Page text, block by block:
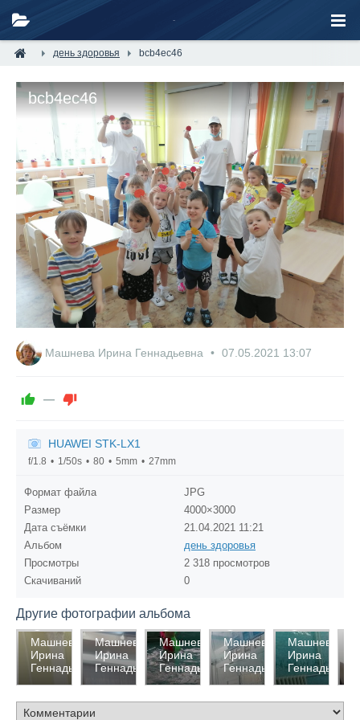
день здоровья bcb4ec46
bcb4ec46
Машнева Ирина Геннадьевна 07.05.2021 13:07
—
HUAWEI STK-LX1
f/1.8 1/50s 80 5mm 27mm
Формат файла
JPG
Размер
4000×3000
Дата съёмки
21.04.2021 11:21
Альбом
день здоровья
Просмотры
2 318 просмотров
Скачиваний
0
Другие фотографии альбома
2374
0
0
Машнева
Ирина
Геннадьевна
2426
0
0
Машнева
Ирина
Геннадьевна
2347
0
0
Машнева
Ирина
Геннадьевна
2488
0
0
Машнева
Ирина
Геннадьевна
2280
0
0
Машнева
Ирина
Геннадьевна